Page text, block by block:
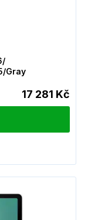
Gray
17 281 Kč